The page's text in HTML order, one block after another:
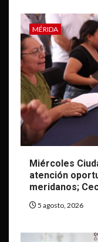
MÉRIDA
Miércoles
atención
meridanos;
5 agosto, 2026